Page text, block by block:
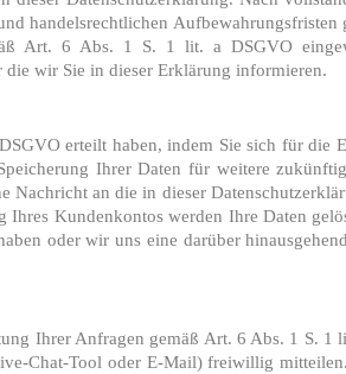
handelsrechtlichen
Art. 6 Abs. 1 S. 1 lit. a DSGVO
wir Sie in dieser Erklärung informieren.
erteilt haben, indem Sie sich für die
Ihrer Daten für weitere
an die in dieser
Kundenkontos werden Ihre Daten
oder wir uns eine darüber
Ihrer Anfragen gemäß Art. 6 Abs. 1 S. 1
Chat-Tool oder E-Mail) freiwillig